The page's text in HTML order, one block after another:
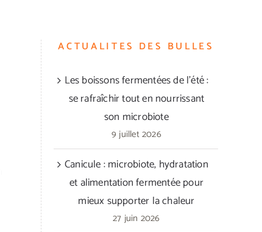
ACTUALITES DES BULLES
Les boissons fermentées de l’été :
se rafraîchir tout en nourrissant
son microbiote
9 juillet 2026
Canicule : microbiote, hydratation
et alimentation fermentée pour
mieux supporter la chaleur
27 juin 2026